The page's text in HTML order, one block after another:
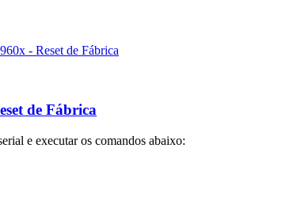
- Reset de Fábrica
de Fábrica
e executar os comandos abaixo: